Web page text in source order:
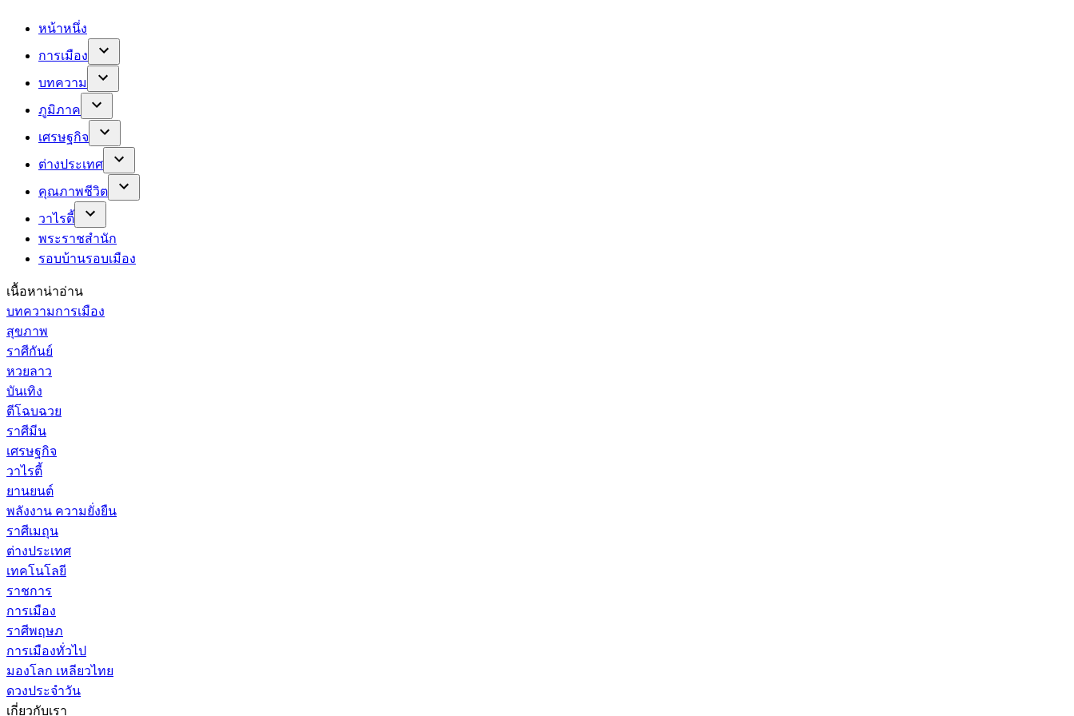
หน้าหนึ่ง
การเมือง
บทความ
ภูมิภาค
เศรษฐกิจ
ต่างประเทศ
คุณภาพชีวิต
วาไรตี้
พระราชสำนัก
รอบบ้านรอบเมือง
เนื้อหาน่าอ่าน
บทความการเมือง
สุขภาพ
ราศีกันย์
หวยลาว
บันเทิง
ตีโฉบฉวย
ราศีมีน
เศรษฐกิจ
วาไรตี้
ยานยนต์
พลังงาน ความยั่งยืน
ราศีเมถุน
ต่างประเทศ
เทคโนโลยี
ราชการ
การเมือง
ราศีพฤษภ
การเมืองทั่วไป
มองโลก เหลียวไทย
ดวงประจำวัน
เกี่ยวกับเรา